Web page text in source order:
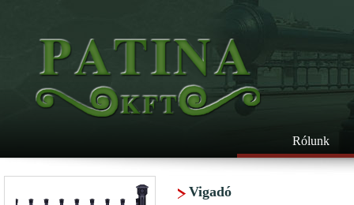
Rólunk
Vigadó